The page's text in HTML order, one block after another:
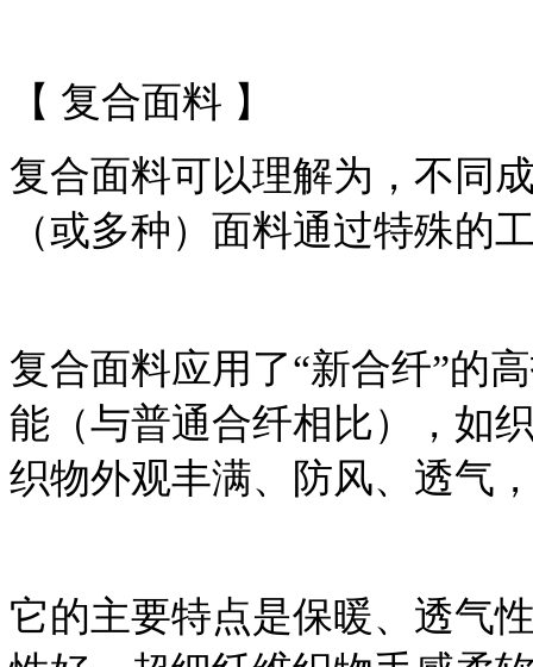
【 复合面料 】
复合面料可以理解为，不同
（或多种）面料通过特殊的
复合面料应用了“新合纤”的
能（与普通合纤相比），如
织物外观丰满、防风、透气
它的主要特点是保暖、透气